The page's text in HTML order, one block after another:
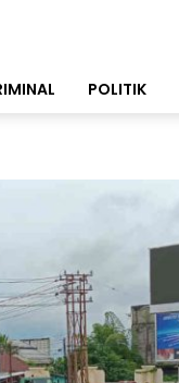
POLITIK